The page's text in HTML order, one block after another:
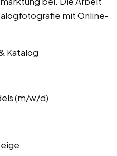
mit Online-
Katalog
(m/w/d)